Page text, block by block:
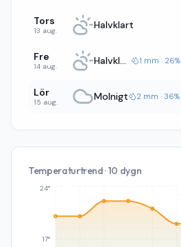
Tors
13 aug. Halvklart
Fre
14 aug. Halvklart 1 mm · 26%
Lör
15 aug. Molnigt 2 mm · 36%
Temperaturtrend · 10 dygn
17°
24°